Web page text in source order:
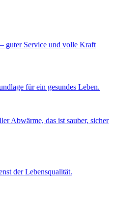
guter Service und volle Kraft
für ein gesundes Leben.
Abwärme, das ist sauber, sicher
der Lebensqualität.